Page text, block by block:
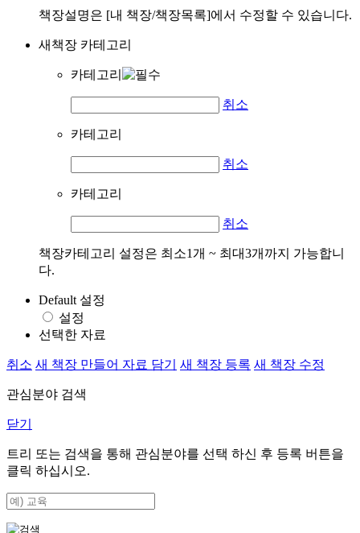
책장설명은 [내 책장/책장목록]에서 수정할 수 있습니다.
새책장 카테고리
카테고리
취소
카테고리
취소
카테고리
취소
책장카테고리 설정은 최소1개 ~ 최대3개까지 가능합니
다.
Default 설정
설정
선택한 자료
취소 새 책장 만들어 자료 담기 새 책장 등록 새 책장 수정
관심분야 검색
닫기
트리 또는 검색을 통해 관심분야를 선택 하신 후 등록 버튼을
클릭 하십시오.